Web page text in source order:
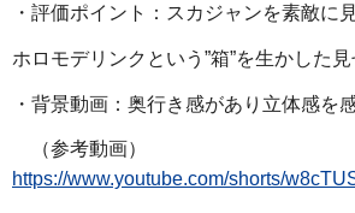
・評価ポイント：スカジャンを素敵に
ホロモデリンクという”箱”を生かした
・背景動画：奥行き感があり立体感を
（参考動画）
https://www.youtube.com/shorts/